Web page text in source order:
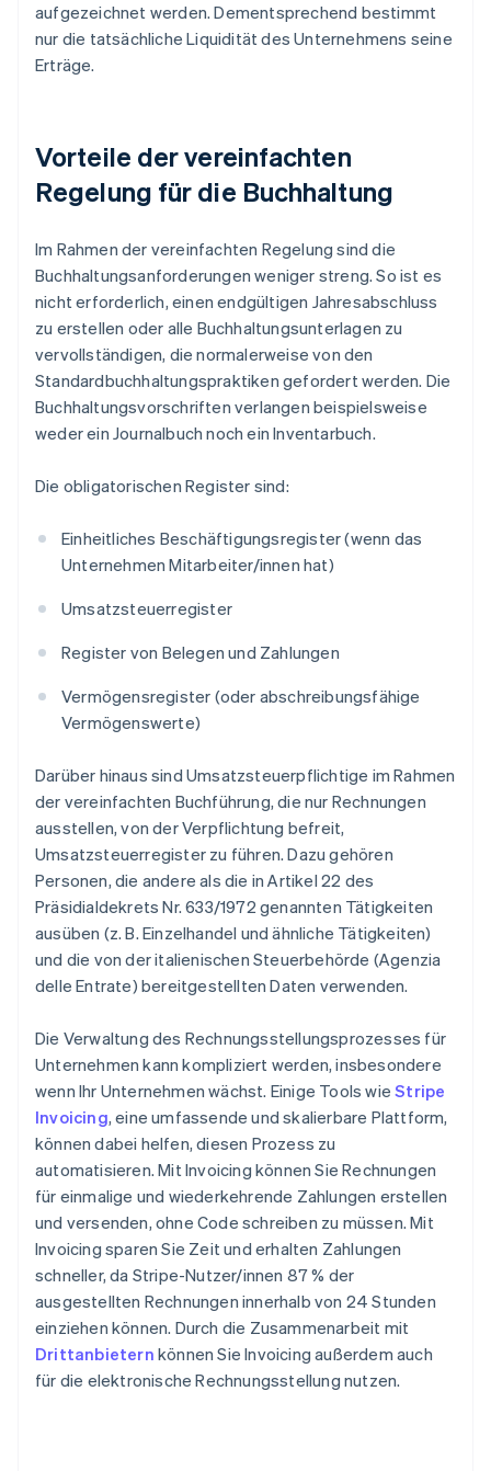
aufgezeichnet werden. Dementsprechend bestimmt
nur die tatsächliche Liquidität des Unternehmens seine
Erträge.
Vorteile der vereinfachten
Regelung für die Buchhaltung
Im Rahmen der vereinfachten Regelung sind die
Buchhaltungsanforderungen weniger streng. So ist es
nicht erforderlich, einen endgültigen Jahresabschluss
zu erstellen oder alle Buchhaltungsunterlagen zu
vervollständigen, die normalerweise von den
Standardbuchhaltungspraktiken gefordert werden. Die
Buchhaltungsvorschriften verlangen beispielsweise
weder ein Journalbuch noch ein Inventarbuch.
Die obligatorischen Register sind:
Einheitliches Beschäftigungsregister (wenn das
Unternehmen Mitarbeiter/innen hat)
Umsatzsteuerregister
Register von Belegen und Zahlungen
Vermögensregister (oder abschreibungsfähige
Vermögenswerte)
Darüber hinaus sind Umsatzsteuerpflichtige im Rahmen
der vereinfachten Buchführung, die nur Rechnungen
ausstellen, von der Verpflichtung befreit,
Umsatzsteuerregister zu führen. Dazu gehören
Personen, die andere als die in Artikel 22 des
Präsidialdekrets Nr. 633/1972 genannten Tätigkeiten
ausüben (z. B. Einzelhandel und ähnliche Tätigkeiten)
und die von der italienischen Steuerbehörde (Agenzia
delle Entrate) bereitgestellten Daten verwenden.
Die Verwaltung des Rechnungsstellungsprozesses für
Unternehmen kann kompliziert werden, insbesondere
wenn Ihr Unternehmen wächst. Einige Tools wieStripe
Invoicing, eine umfassende und skalierbare Plattform,
können dabei helfen, diesen Prozess zu
automatisieren. Mit Invoicing können Sie Rechnungen
für einmalige und wiederkehrende Zahlungen erstellen
und versenden, ohne Code schreiben zu müssen. Mit
Invoicing sparen Sie Zeit und erhalten Zahlungen
schneller, da Stripe-Nutzer/innen 87 % der
ausgestellten Rechnungen innerhalb von 24 Stunden
einziehen können. Durch die Zusammenarbeit mit
Drittanbietern können Sie Invoicing außerdem auch
für die elektronische Rechnungsstellung nutzen.